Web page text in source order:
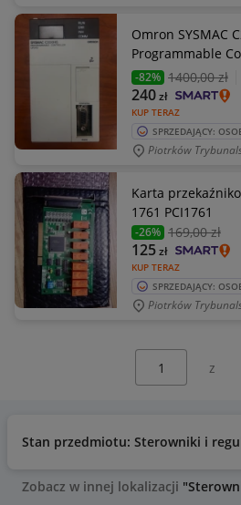
Omron SYSMAC
Programmable
-82% 1400,00 zł
KUP TERAZ
240zł
SPRZEDAJĄCY:
Piotrków
Karta
1761 PCI1761
-26% 169,00 zł
KUP TERAZ
125zł
SPRZEDAJĄCY:
Piotrków
z
Stan przedmiotu: Sterowniki i
Zobacz w innej lokalizacji